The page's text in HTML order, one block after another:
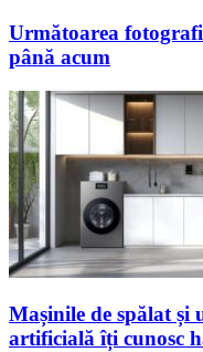
Următoarea
până acum
Mașinile de spălat și
artificială îți cunosc